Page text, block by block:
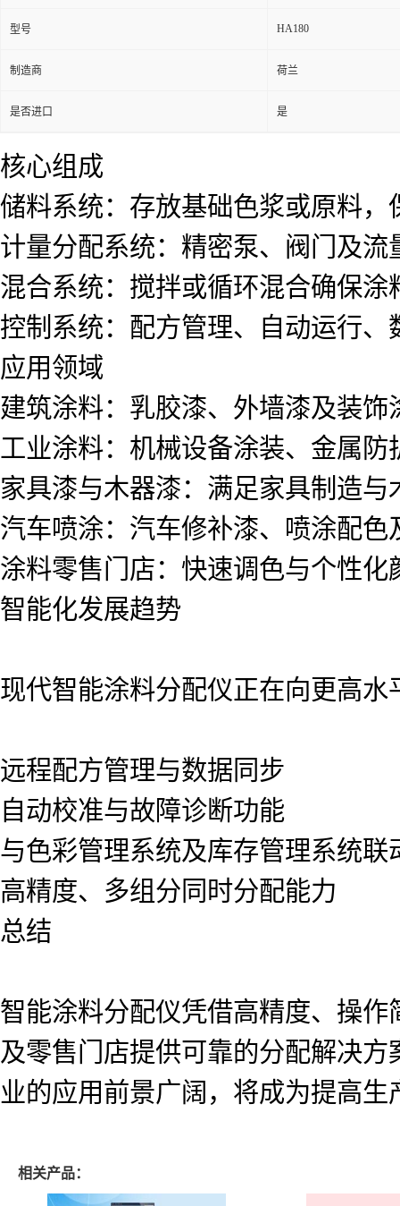
型号 HA180
制造商 荷兰
是否进口 是
核心组成
储料系统：存放基础色浆或原料，
计量分配系统：精密泵、阀门及
混合系统：搅拌或循环混合确保涂
控制系统：配方管理、自动运行
应用领域
建筑涂料：乳胶漆、外墙漆及装饰
工业涂料：机械设备涂装、金属
家具漆与木器漆：满足家具制造
汽车喷涂：汽车修补漆、喷涂配色
涂料零售门店：快速调色与个性化
智能化发展趋势
现代智能涂料分配仪正在向更高
远程配方管理与数据同步
自动校准与故障诊断功能
与色彩管理系统及库存管理系统联
高精度、多组分同时分配能力
总结
智能涂料分配仪凭借高精度、操
及零售门店提供可靠的分配解决
业的应用前景广阔，将成为提高
相关产品：